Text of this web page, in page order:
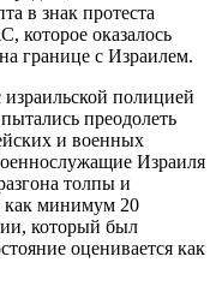
в знак протеста
которое оказалось
границе с Израилем.
полицией
преодолеть
и военных
Израиля
толпы и
как минимум 20
который был
оценивается как